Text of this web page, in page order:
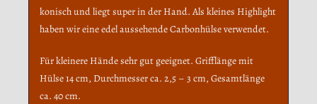
konisch und liegt super in der Hand. Als kleines Highlight
haben wir eine edel aussehende Carbonhülse verwendet.
Für kleinere Hände sehr gut geeignet. Grifflänge mit
Hülse 14 cm, Durchmesser ca. 2,5 – 3 cm, Gesamtlänge
ca. 40 cm.